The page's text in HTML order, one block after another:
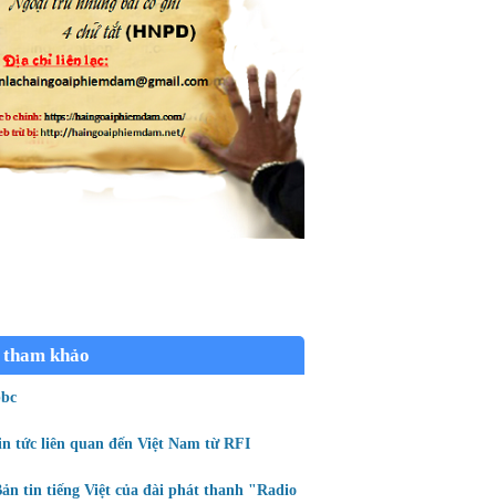
tham khảo
tức liên quan đến Việt Nam từ RFI
tin tiếng Việt của đài phát thanh "Radio